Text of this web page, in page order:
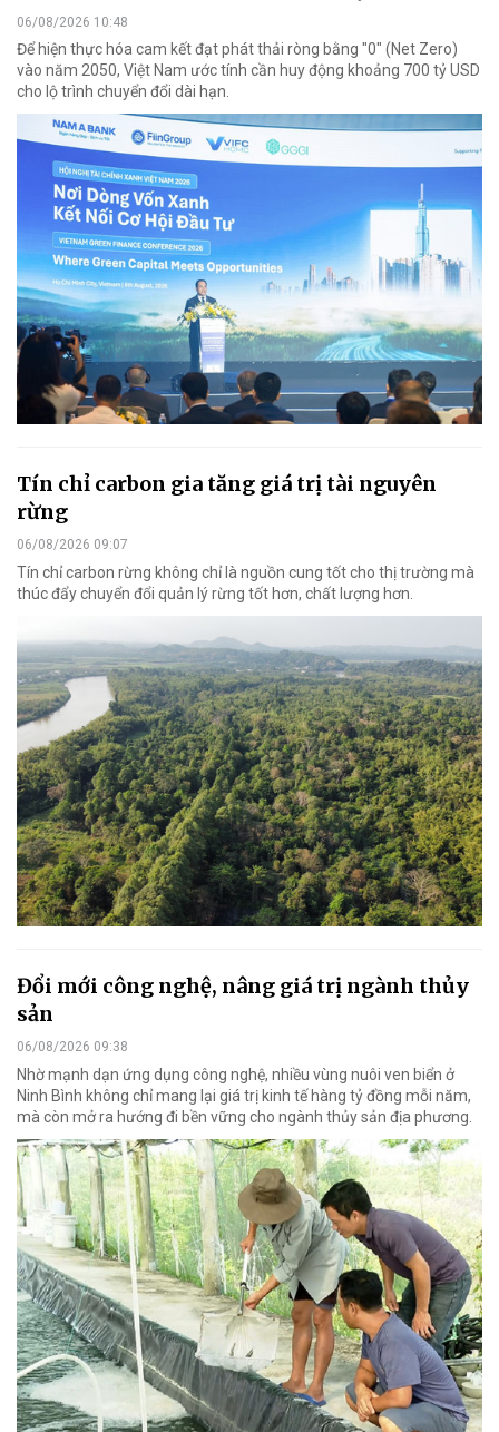
06/08/2026 10:48
Để hiện thực hóa cam kết đạt phát thải ròng bằng "0" (Net Zero)
vào năm 2050, Việt Nam ước tính cần huy động khoảng 700 tỷ USD
cho lộ trình chuyển đổi dài hạn.
Tín chỉ carbon gia tăng giá trị tài nguyên
rừng
06/08/2026 09:07
Tín chỉ carbon rừng không chỉ là nguồn cung tốt cho thị trường mà
thúc đẩy chuyển đổi quản lý rừng tốt hơn, chất lượng hơn.
Đổi mới công nghệ, nâng giá trị ngành thủy
sản
06/08/2026 09:38
Nhờ mạnh dạn ứng dụng công nghệ, nhiều vùng nuôi ven biển ở
Ninh Bình không chỉ mang lại giá trị kinh tế hàng tỷ đồng mỗi năm,
mà còn mở ra hướng đi bền vững cho ngành thủy sản địa phương.